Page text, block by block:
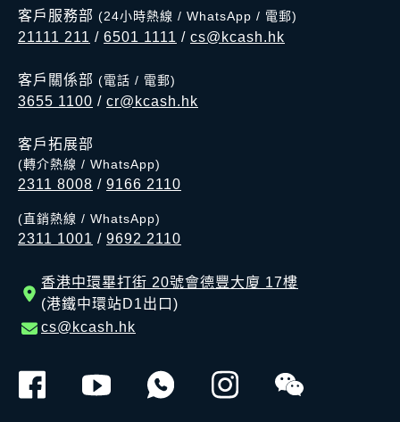
客戶服務部 (24小時熱線 / WhatsApp / 電郵)
21111 211 / 6501 1111 / cs@kcash.hk
客戶關係部 (電話 / 電郵)
3655 1100 / cr@kcash.hk
客戶拓展部
(轉介熱線 / WhatsApp)
2311 8008 / 9166 2110
(直銷熱線 / WhatsApp)
2311 1001 / 9692 2110
香港中環畢打街 20號會德豐大廈 17樓
(港鐵中環站D1出口)
cs@kcash.hk